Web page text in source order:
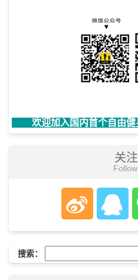
欢迎加入国内首个自由
关
搜索：